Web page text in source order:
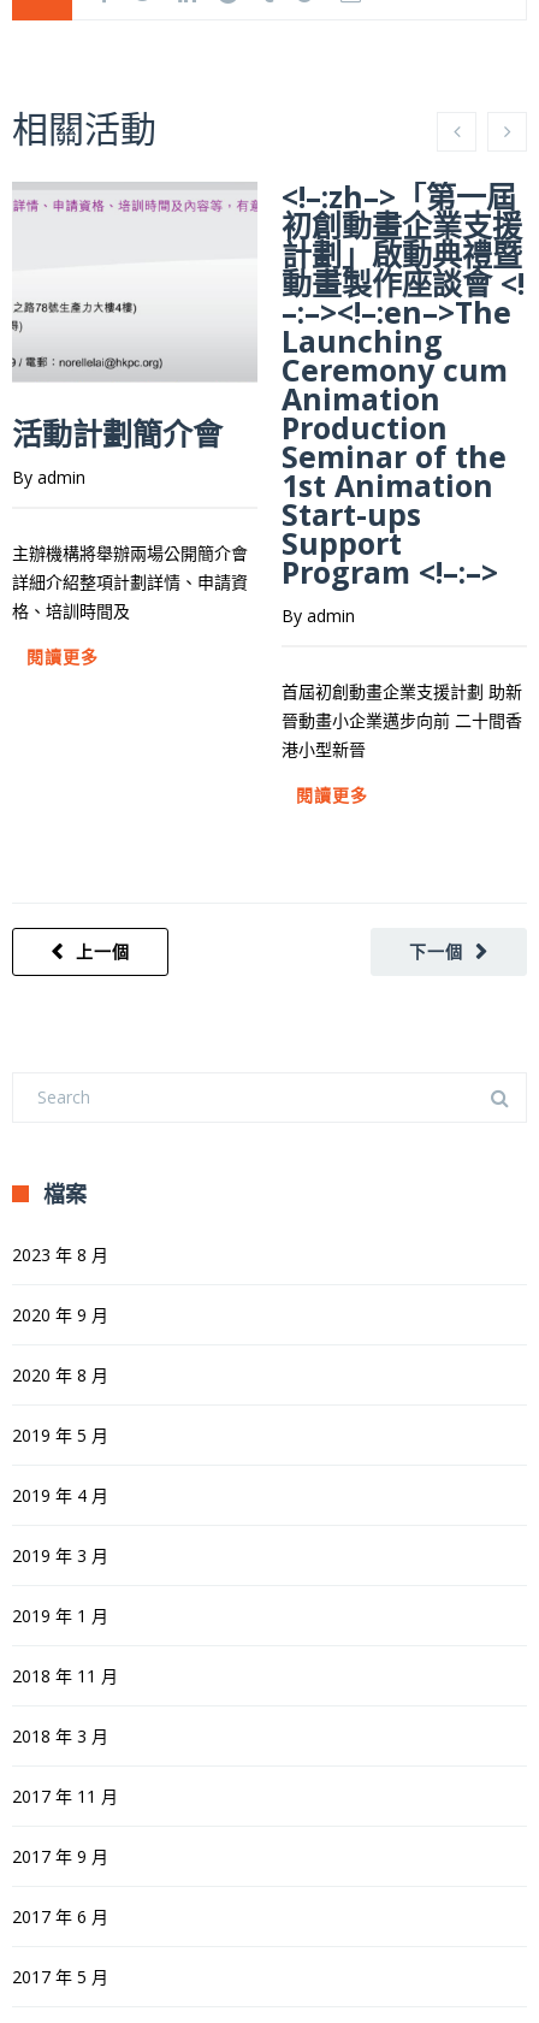
相關活動
活動計劃簡介會
By admin
主辦機構將舉辦兩場公開簡介會
詳細介紹整項計劃詳情、申請資
格、培訓時間及
閱讀更多
<!–:zh–>「第一屆
初創動畫企業支援
計劃」啟動典禮暨
動畫製作座談會 <!
–:–><!–:en–>The
Launching
Ceremony cum
Animation
Production
Seminar of the
1st Animation
Start-ups
Support
Program <!–:–>
By admin
首屆初創動畫企業支援計劃 助新
晉動畫小企業邁步向前 二十間香
港小型新晉
閱讀更多
下一個
上一個
檔案
2023 年 8 月
2020 年 9 月
2020 年 8 月
2019 年 5 月
2019 年 4 月
2019 年 3 月
2019 年 1 月
2018 年 11 月
2018 年 3 月
2017 年 11 月
2017 年 9 月
2017 年 6 月
2017 年 5 月